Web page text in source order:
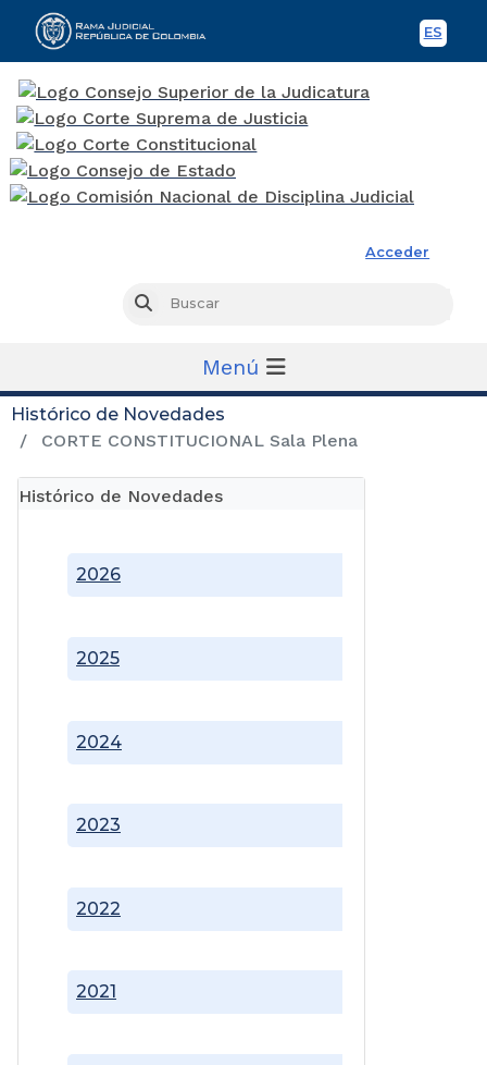
ES
Acceder
Buscar
Menú
Histórico de Novedades
CORTE CONSTITUCIONAL Sala Plena
Histórico de Novedades
2021
2022
2023
2024
2025
2026